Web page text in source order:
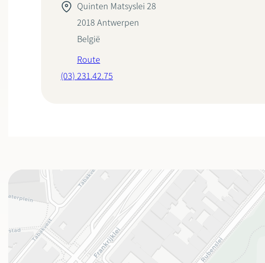
Quinten Matsyslei 28
2018 Antwerpen
België
Route
(03) 231.42.75